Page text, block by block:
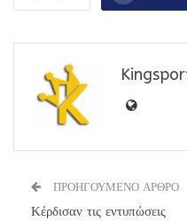
ΠΡΟΗΓΟΥΜΕΝΟ ΑΡΘΡΟ
Κέρδισαν τις εντυπώσεις